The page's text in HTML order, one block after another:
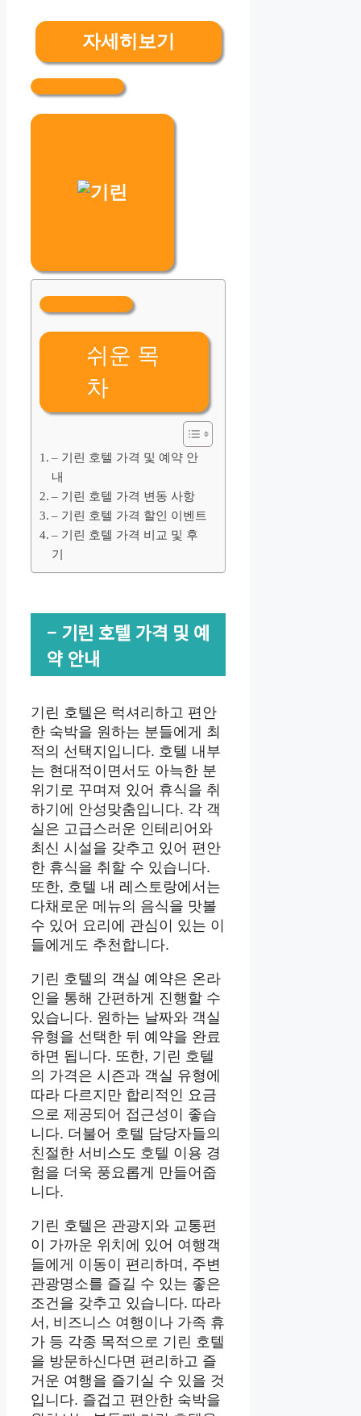
자세히보기
쉬운 목
차
– 기린 호텔 가격 및 예약 안
내
– 기린 호텔 가격 변동 사항
– 기린 호텔 가격 할인 이벤트
– 기린 호텔 가격 비교 및 후
기
– 기린 호텔 가격 및 예
약 안내
기린 호텔은 럭셔리하고 편안
한 숙박을 원하는 분들에게 최
적의 선택지입니다. 호텔 내부
는 현대적이면서도 아늑한 분
위기로 꾸며져 있어 휴식을 취
하기에 안성맞춤입니다. 각 객
실은 고급스러운 인테리어와
최신 시설을 갖추고 있어 편안
한 휴식을 취할 수 있습니다.
또한, 호텔 내 레스토랑에서는
다채로운 메뉴의 음식을 맛볼
수 있어 요리에 관심이 있는 이
들에게도 추천합니다.
기린 호텔의 객실 예약은 온라
인을 통해 간편하게 진행할 수
있습니다. 원하는 날짜와 객실
유형을 선택한 뒤 예약을 완료
하면 됩니다. 또한, 기린 호텔
의 가격은 시즌과 객실 유형에
따라 다르지만 합리적인 요금
으로 제공되어 접근성이 좋습
니다. 더불어 호텔 담당자들의
친절한 서비스도 호텔 이용 경
험을 더욱 풍요롭게 만들어줍
니다.
기린 호텔은 관광지와 교통편
이 가까운 위치에 있어 여행객
들에게 이동이 편리하며, 주변
관광명소를 즐길 수 있는 좋은
조건을 갖추고 있습니다. 따라
서, 비즈니스 여행이나 가족 휴
가 등 각종 목적으로 기린 호텔
을 방문하신다면 편리하고 즐
거운 여행을 즐기실 수 있을 것
입니다. 즐겁고 편안한 숙박을